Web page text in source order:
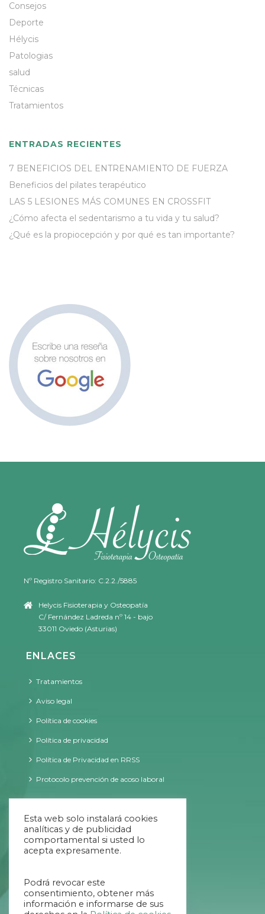
Consejos
Deporte
Hélycis
Patologias
salud
Técnicas
Tratamientos
ENTRADAS RECIENTES
7 BENEFICIOS DEL ENTRENAMIENTO DE FUERZA
Beneficios del pilates terapéutico
LAS 5 LESIONES MÁS COMUNES EN CROSSFIT
¿Cómo afecta el sedentarismo a tu vida y tu salud?
¿Qué es la propiocepción y por qué es tan importante?
Nº Registro Sanitario: C.2.2./5885
Helycis Fisioterapia y Osteopatía
C/ Fernández Ladreda nº 14 - bajo
33011 Oviedo (Asturias)
ENLACES
Tratamientos
Aviso legal
Política de cookies
Política de privacidad
Política de Privacidad en RRSS
Protocolo prevención de acoso laboral
984 707 034
654 639 769
Esta web solo instalará cookies
analíticas y de publicidad
comportamental si usted lo
acepta expresamente.
Podrá revocar este
consentimiento, obtener más
información e informarse de sus